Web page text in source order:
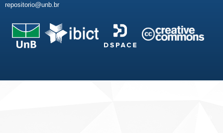
repositorio@unb.br